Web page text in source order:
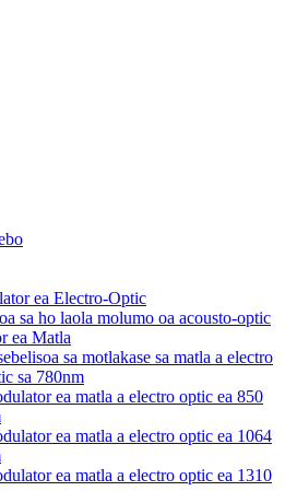
ea Electro-Optic
sa ho laola molumo oa acousto-optic
ea Matla
sa motlakase sa matla a electro
sa 780nm
ea matla a electro optic ea 850
ea matla a electro optic ea 1064
ea matla a electro optic ea 1310